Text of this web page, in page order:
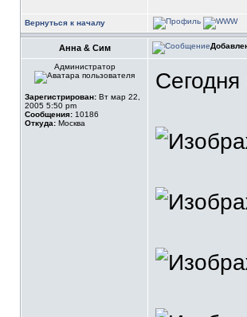
Вернуться к началу
Анна & Сим
Администратор
Зарегистрирован: Вт мар 22,
2005 5:50 pm
Сообщения: 10186
Откуда: Москва